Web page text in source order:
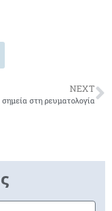
NEXT
στη ρευματολογία